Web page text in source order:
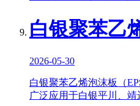
白银聚苯乙
2026-05-30
白银聚苯乙烯泡沫板（
广泛应用于白银平川、